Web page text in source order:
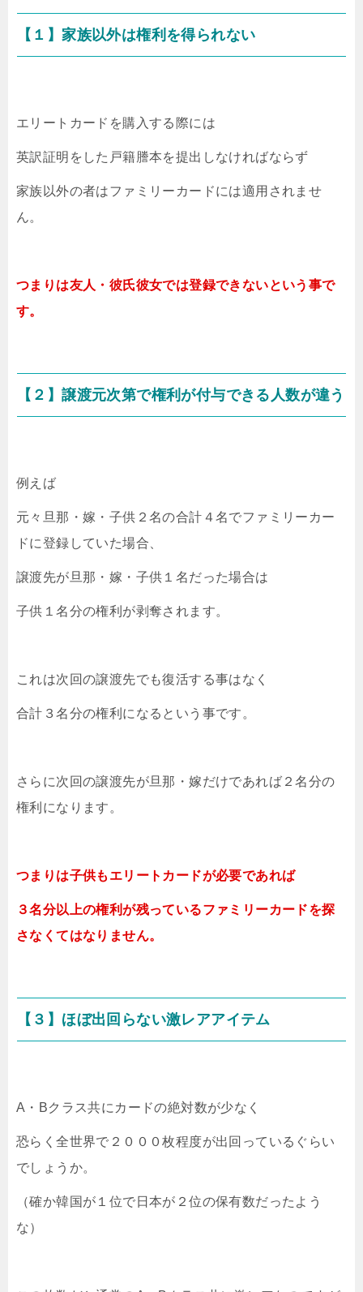
【１】家族以外は権利を得られない
エリートカードを購入する際には
英訳証明をした戸籍謄本を提出しなければならず
家族以外の者はファミリーカードには適用されませ
ん。
つまりは友人・彼氏彼女では登録できないという事で
す。
【２】譲渡元次第で権利が付与できる人数が違う
例えば
元々旦那・嫁・子供２名の合計４名でファミリーカー
ドに登録していた場合、
譲渡先が旦那・嫁・子供１名だった場合は
子供１名分の権利が剥奪されます。
これは次回の譲渡先でも復活する事はなく
合計３名分の権利になるという事です。
さらに次回の譲渡先が旦那・嫁だけであれば２名分の
権利になります。
つまりは子供もエリートカードが必要であれば
３名分以上の権利が残っているファミリーカードを探
さなくてはなりません。
【３】ほぼ出回らない激レアアイテム
A・Bクラス共にカードの絶対数が少なく
恐らく全世界で２０００枚程度が出回っているぐらい
でしょうか。
（確か韓国が１位で日本が２位の保有数だったよう
な）